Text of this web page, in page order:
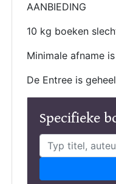
AANBIEDING
10 kg boeken
Minimale afname
De Entree is
Specifieke